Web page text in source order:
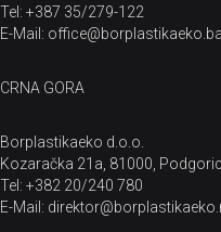
Tel: +387 35/279-122
E-Mail: office@borplastikaeko.ba
CRNA GORA
Borplastikaeko d.o.o.
Kozaračka 21a, 81000,
Tel: +382 20/240 780
E-Mail: